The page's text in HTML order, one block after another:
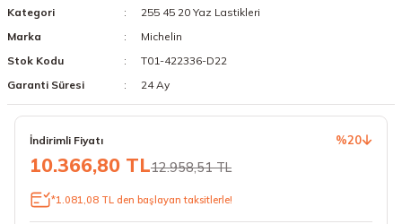
19 Lastikler
20 Lastikler
22 Lastikler
Kategori
255 45 20 Yaz Lastikleri
Marka
Michelin
Stok Kodu
T01-422336-D22
Garanti Süresi
24 Ay
İndirimli Fiyatı %20
10.366,80 TL12.958,51 TL
*1.081,08 TL den başlayan taksitlerle!